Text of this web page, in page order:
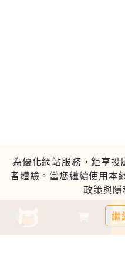
0
為優化網站服務，鉅亨
者體驗。當您繼續使用本
政策與
繼